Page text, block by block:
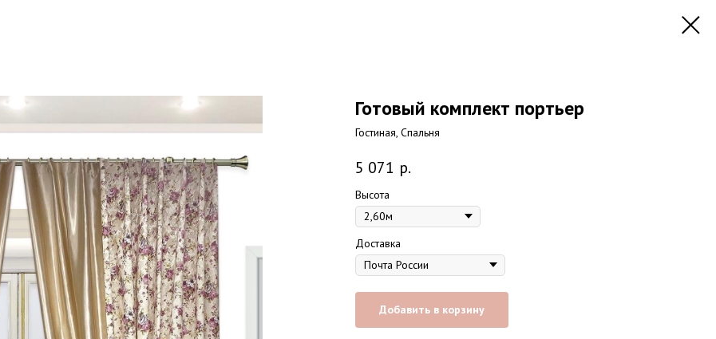
Готовый комплект портьер
Гостиная, Спальня
5 071 р.
Высота
Доставка
Добавить в корзину